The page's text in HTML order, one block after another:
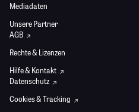
Mediadaten
Unsere Partner
AGB
Rechte & Lizenzen
Hilfe & Kontakt
Datenschutz
Cookies & Tracking